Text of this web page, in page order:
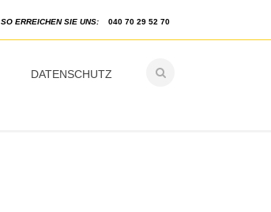
SO ERREICHEN SIE UNS: 040 70 29 52 70
DATENSCHUTZ